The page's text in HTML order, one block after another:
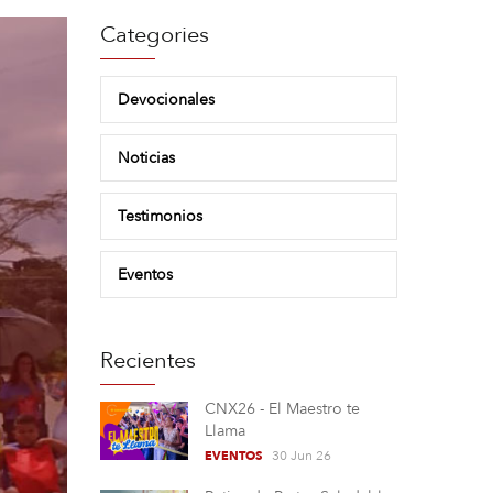
Categories
Devocionales
Noticias
Testimonios
Eventos
Recientes
CNX26 - El Maestro te
Llama
EVENTOS 30 Jun 26